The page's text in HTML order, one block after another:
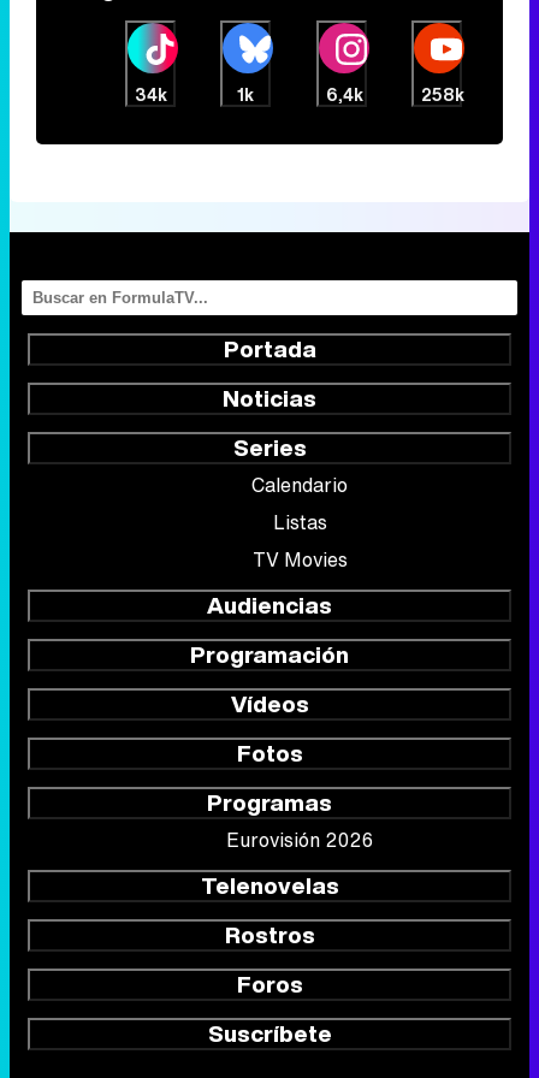
34k 1k 6,4k 258k
Portada
Noticias
Series
Calendario
Listas
TV Movies
Audiencias
Programación
Vídeos
Fotos
Programas
Eurovisión 2026
Telenovelas
Rostros
Foros
Suscríbete